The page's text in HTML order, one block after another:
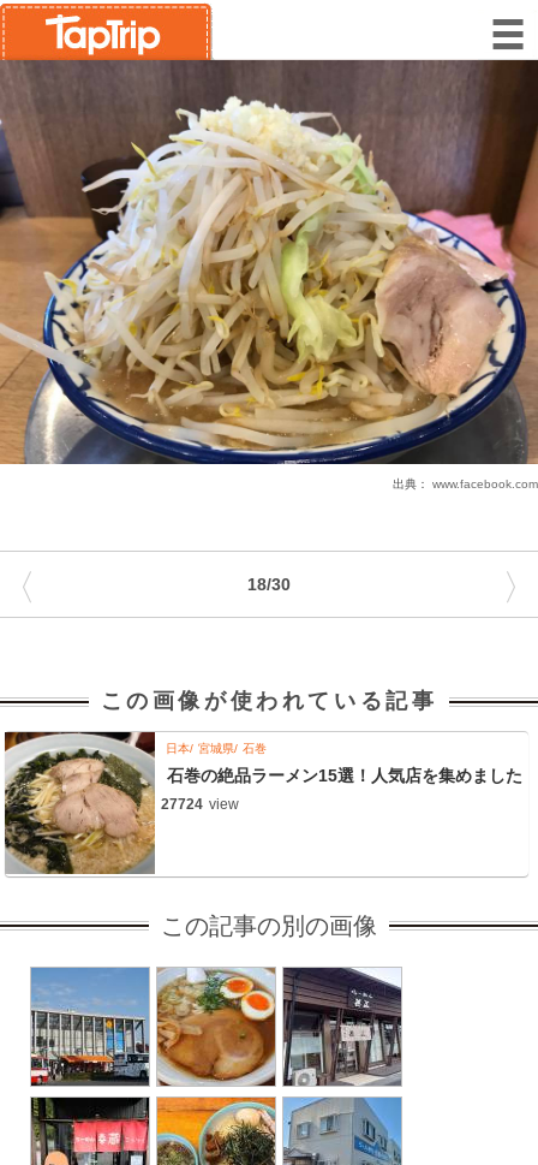
出典： www.facebook.com
18/30
〈 〉
この画像が使われている記事
日本 宮城県 石巻
石巻の絶品ラーメン15選！人気店を集めました
27724 view
この記事の別の画像